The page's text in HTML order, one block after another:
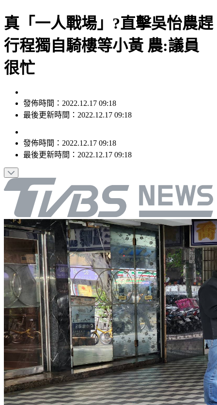
真「一人戰場」?直擊吳怡農趕
行程獨自騎樓等小黃 農:議員
很忙
發佈時間：2022.12.17 09:18
最後更新時間：2022.12.17 09:18
發佈時間： 2022.12.17 09:18
最後更新時間： 2022.12.17 09:18